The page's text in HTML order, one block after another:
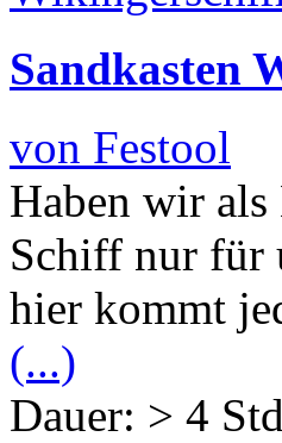
Sandkasten
von Festool
Haben wir
Schiff nur für
hier kommt
(...)
Dauer: > 4